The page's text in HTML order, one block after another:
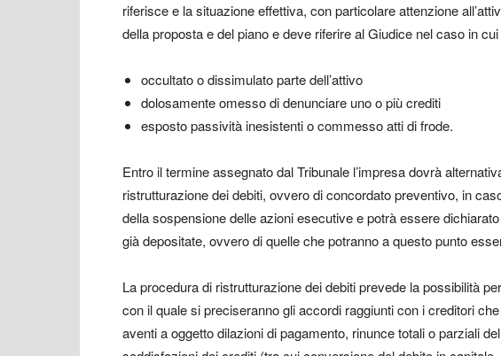
riferisce e la situazione effettiva, con particolare attenzione
della proposta e del piano e deve riferire al Giudice nel caso in cui
occultato o dissimulato parte dell’attivo
dolosamente omesso di denunciare uno o più crediti
esposto passività inesistenti o commesso atti di frode.
Entro il termine assegnato dal Tribunale l’impresa dovrà
ristrutturazione dei debiti, ovvero di concordato preventivo, in
della sospensione delle azioni esecutive e potrà essere
già depositate, ovvero di quelle che potranno a questo punto
La procedura di ristrutturazione dei debiti prevede la possibilità
con il quale si preciseranno gli accordi raggiunti con i creditori
aventi a oggetto dilazioni di pagamento, rinunce totali o parziali